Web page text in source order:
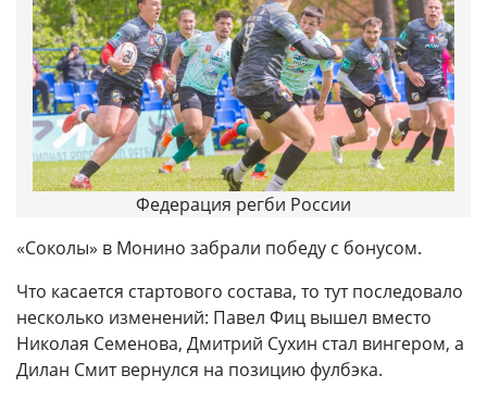
Федерация регби России
«Соколы» в Монино забрали победу с бонусом.
Что касается стартового состава, то тут последовало
несколько изменений: Павел Фиц вышел вместо
Николая Семенова, Дмитрий Сухин стал вингером, а
Дилан Смит вернулся на позицию фулбэка.